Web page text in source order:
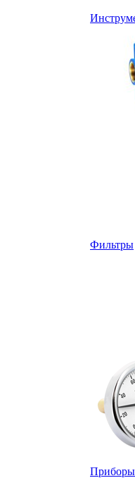
Фильтры